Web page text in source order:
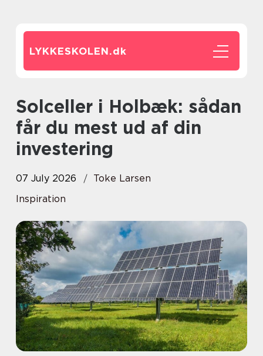
LYKKESKOLEN.dk
Solceller i Holbæk: sådan
får du mest ud af din
investering
07 July 2026
Toke Larsen
Inspiration